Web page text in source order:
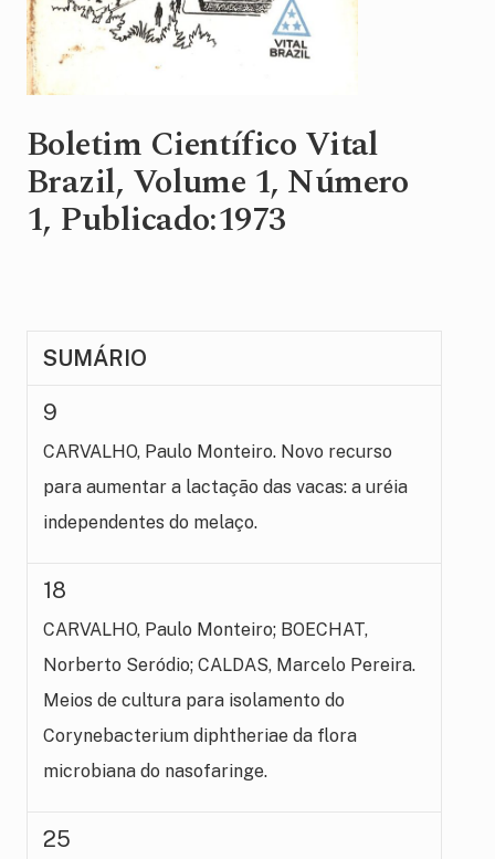
Boletim Científico Vital
Brazil, Volume 1, Número
1, Publicado:1973
SUMÁRIO
9
CARVALHO, Paulo Monteiro. Novo recurso
para aumentar a lactação das vacas: a uréia
independentes do melaço.
18
CARVALHO, Paulo Monteiro; BOECHAT,
Norberto Seródio; CALDAS, Marcelo Pereira.
Meios de cultura para isolamento do
Corynebacterium diphtheriae da flora
microbiana do nasofaringe.
25